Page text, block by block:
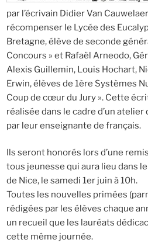
par l’écrivain Didier Van
récompenser le Lycée des
Bretagne, élève de seconde
Concours » et Rafaël Arneodo,
Alexis Guillemin, Louis Hochart,
Erwin, élèves de 1ère Systèmes
Coup de cœur du Jury ». Cette
réalisée dans le cadre d’un
par leur enseignante de français.
Ils seront honorés lors d’une
tous jeunesse qui aura lieu dans
de Nice, le samedi 1er juin à 10h.
Toutes les nouvelles primées
rédigées par les élèves chaque
un recueil que les lauréats
cette même journée.